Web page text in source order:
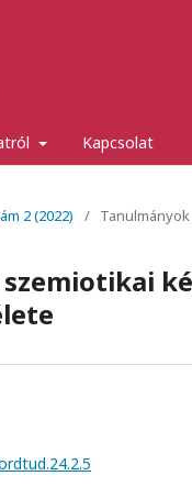
Kapcsolat
2 (2022) / Tanulmányok